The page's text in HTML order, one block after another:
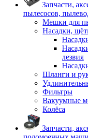
Запчасти,
пылесосов,
Мешки для
Насадки,
лезвия
Шланги и
Фильтры
Вакуумные
Колёса
Запчасти,